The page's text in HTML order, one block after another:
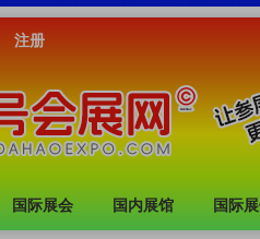
注册
国际展会 国内展馆 国际